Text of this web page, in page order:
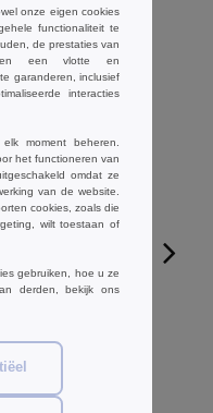
W1
onze eigen cookies
functionaliteit te
de prestaties van
een vlotte en
garanderen, inclusief
interacties
moment beheren.
het functioneren van
omdat ze
van de website.
cookies, zoals die
wilt toestaan of
gebruiken, hoe u ze
derden, bekijk ons